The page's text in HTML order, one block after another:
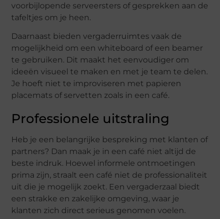
voorbijlopende serveersters of gesprekken aan de
tafeltjes om je heen.
Daarnaast bieden vergaderruimtes vaak de
mogelijkheid om een whiteboard of een beamer
te gebruiken. Dit maakt het eenvoudiger om
ideeën visueel te maken en met je team te delen.
Je hoeft niet te improviseren met papieren
placemats of servetten zoals in een café.
Professionele uitstraling
Heb je een belangrijke bespreking met klanten of
partners? Dan maak je in een café niet altijd de
beste indruk. Hoewel informele ontmoetingen
prima zijn, straalt een café niet de professionaliteit
uit die je mogelijk zoekt. Een vergaderzaal biedt
een strakke en zakelijke omgeving, waar je
klanten zich direct serieus genomen voelen.